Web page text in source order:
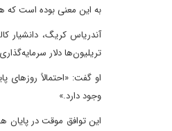
به این معنی بوده است که
آندریاس کریگ، دانشیار
تریلیون‌ها دلار
او گفت: «احتمالاً روزهای
وجود دارد.»
این توافق موقت در پایان